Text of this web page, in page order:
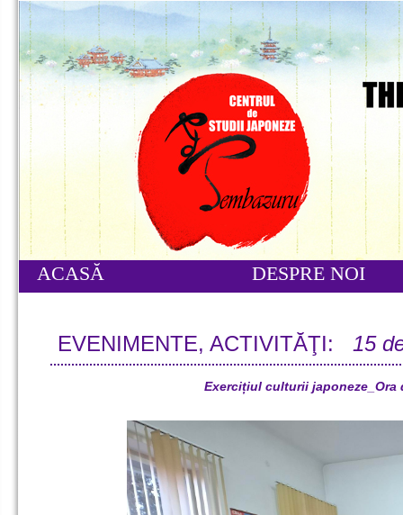
ACASĂ DESPRE NOI
EVENIMENTE, ACTIVITĂŢI: 15
Exercițiul culturii japoneze_Ora